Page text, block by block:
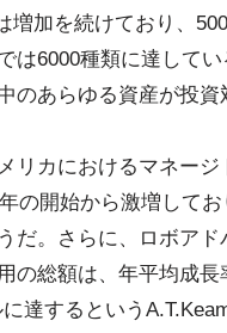
増加を続けており、
は6000種類に達して
のあらゆる資産が投資
リカにおけるマネー
の開始から激増して
だ。さらに、ロボア
の総額は、年平均成
達するという